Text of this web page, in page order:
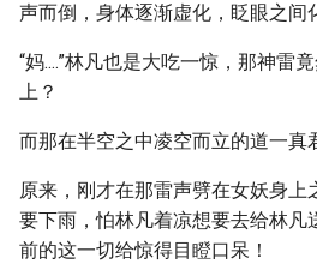
声而倒，身体逐渐虚化，眨眼之间
“妈....”林凡也是大吃一惊，那神雷
上？
而那在半空之中凌空而立的道一真
原来，刚才在那雷声劈在女妖身上
要下雨，怕林凡着凉想要去给林凡
前的这一切给惊得目瞪口呆！